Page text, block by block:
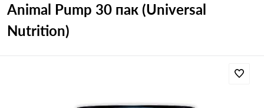
Animal Pump 30 пак (Universal
Nutrition)